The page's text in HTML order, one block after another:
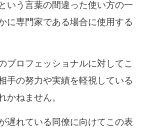
いう言葉の間違った使い方の一
に専門家である場合に使用する
プロフェッショナルに対してこ
手の努力や実績を軽視している
かねません。
遅れている同僚に向けてこの表